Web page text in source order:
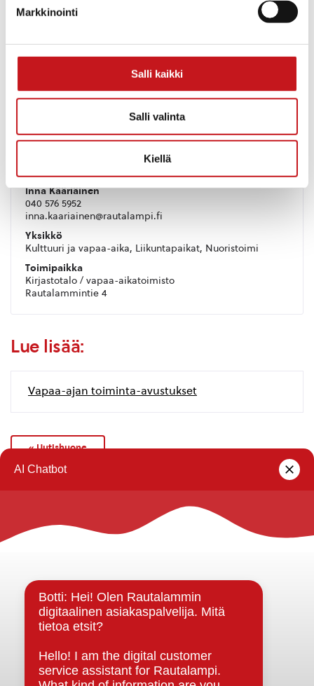
Markkinointi
Salli kaikki
Salli valinta
Kiellä
Inna Kääriäinen
040 576 5952
inna.kaariainen@rautalampi.fi
Yksikkö
Kulttuuri ja vapaa-aika, Liikuntapaikat, Nuoristoimi
Toimipaikka
Kirjastotalo / vapaa-aikatoimisto
Rautalammintie 4
Lue lisää:
Vapaa-ajan toiminta-avustukset
« Uutishuone
Rautalammin kunta
Strategiat, ohjelmat, ohjeet, suunnitelmat, säännöt ja
sopimukset
Asiakirjajulkisuuskuvaus
Evästeet
Saavutettavuusseloste